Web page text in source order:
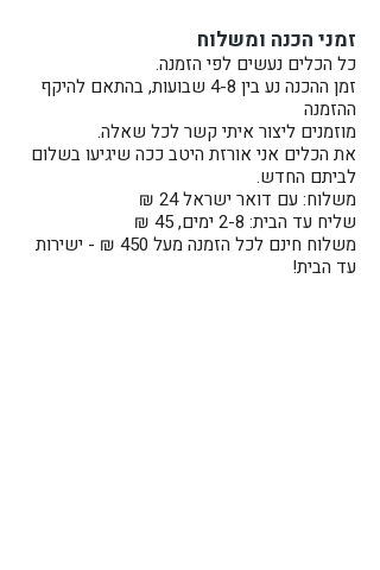
זמני הכנה ומשלוח
כל הכלים נעשים לפי הזמנה.
זמן ההכנה נע בין 4-8 שבועות, בהתאם להיקף
ההזמנה
מוזמנים ליצור איתי קשר לכל שאלה.
את הכלים אני אורזת היטב ככה שיגיעו בשלום
לביתם החדש.
משלוח: עם דואר ישראל 24 ₪
שליח עד הבית: 2-8 ימים, 45 ₪
משלוח חינם לכל הזמנה מעל 450 ₪ - ישירות
עד הבית!